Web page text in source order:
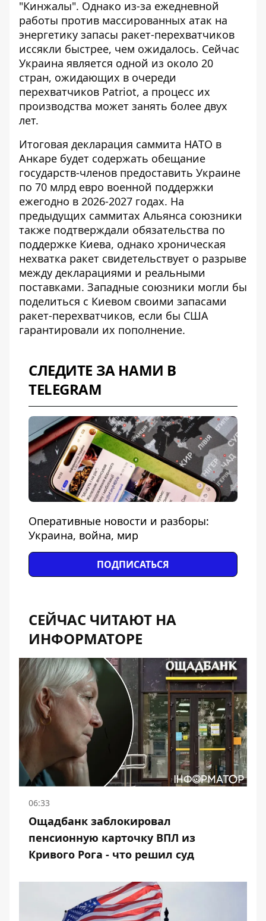
"Кинжалы". Однако из-за ежедневной
работы против массированных атак на
энергетику запасы ракет-перехватчиков
иссякли быстрее, чем ожидалось. Сейчас
Украина является одной из около 20
стран, ожидающих в очереди
перехватчиков Patriot, а процесс их
производства может занять более двух
лет.
Итоговая декларация саммита НАТО в
Анкаре будет содержать обещание
государств-членов предоставить Украине
по 70 млрд евро военной поддержки
ежегодно в 2026-2027 годах. На
предыдущих саммитах Альянса союзники
также подтверждали обязательства по
поддержке Киева, однако хроническая
нехватка ракет свидетельствует о разрыве
между декларациями и реальными
поставками. Западные союзники могли бы
поделиться с Киевом своими запасами
ракет-перехватчиков, если бы США
гарантировали их пополнение.
СЛЕДИТЕ ЗА НАМИ В
TELEGRAM
Оперативные новости и разборы:
Украина, война, мир
ПОДПИСАТЬСЯ
СЕЙЧАС ЧИТАЮТ НА
ИНФОРМАТОРЕ
06:33
Ощадбанк заблокировал
пенсионную карточку ВПЛ из
Кривого Рога - что решил суд